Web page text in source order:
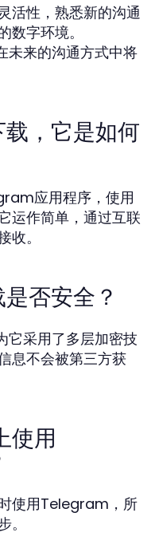
活性，熟悉新的沟通
字环境。
来的沟通方式中将
，它是如何
应用程序，使用
运作简单，通过互联
。
否安全？
采用了多层加密技
息不会被第三方获
使用
使用Telegram，所